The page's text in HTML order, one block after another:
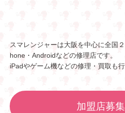
スマレンジャーは大阪を中心に全国
hone・Androidなどの修理店です。
iPadやゲーム機などの修理・買取も行
加盟店募